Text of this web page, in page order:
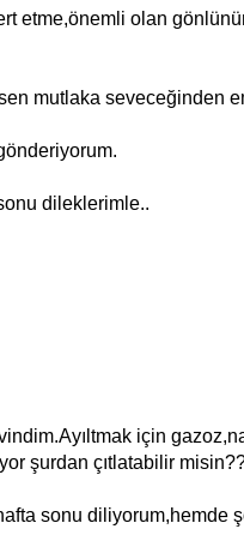
etme,önemli olan
mutlaka seveceğinden
dileklerimle..
için
şurdan çıtlatabilir
sonu diliyorum,hemde